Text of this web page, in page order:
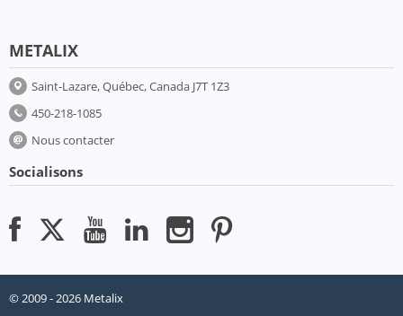
METALIX
Saint-Lazare, Québec, Canada J7T 1Z3
450-218-1085
Nous contacter
Socialisons
© 2009 - 2026 Metalix